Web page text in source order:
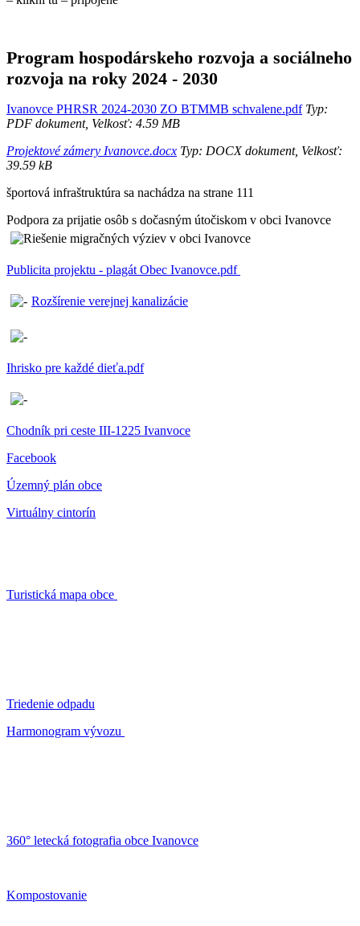
Program hospodárskeho rozvoja a sociálneho
rozvoja na roky 2024 - 2030
Ivanovce PHRSR 2024-2030 ZO BTMMB schvalene.pdfTyp:
PDF dokument, Velkosť: 4.59 MB
Projektové zámery Ivanovce.docx Typ: DOCX dokument, Velkosť:
39.59 kB
športová infraštruktúra sa nachádza na strane 111
Podpora za prijatie osôb s dočasným útočiskom v obci Ivanovce
Publicita projektu - plagát Obec Ivanovce.pdf
Rozšírenie verejnej kanalizácie
Ihrisko pre každé dieťa.pdf
Chodník pri ceste III-1225 Ivanvoce
Facebook
Územný plán obce
Virtuálny cintorín
Turistická mapa obce
Triedenie odpadu
Harmonogram vývozu
360° letecká fotografia obce Ivanovce
Kompostovanie